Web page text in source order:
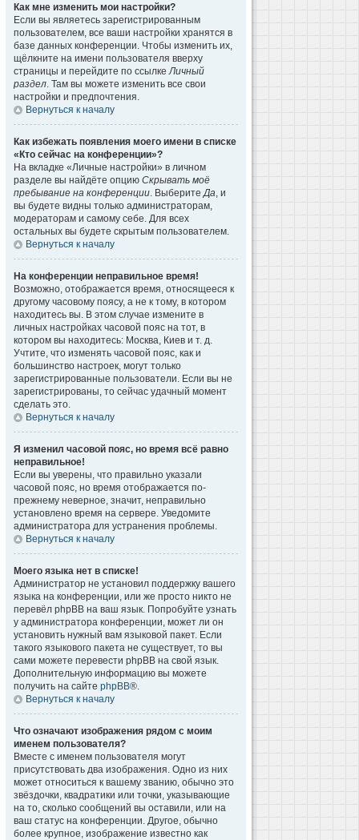
Как мне изменить мои настройки?
Если вы являетесь зарегистрированным
пользователем, все ваши настройки хранятся в
базе данных конференции. Чтобы изменить их,
щёлкните на имени пользователя вверху
страницы и перейдите по ссылкеЛичный
раздел. Там вы можете изменить все свои
настройки и предпочтения.
Вернуться к началу
Как избежать появления моего имени в списке
«Кто сейчас на конференции»?
На вкладке «Личные настройки» в личном
разделе вы найдёте опцию Скрывать моё
пребывание на конференции. ВыберитеДа, и
вы будете видны только администраторам,
модераторам и самому себе. Для всех
остальных вы будете скрытым пользователем.
Вернуться к началу
На конференции неправильное время!
Возможно, отображается время, относящееся к
другому часовому поясу, а не к тому, в котором
находитесь вы. В этом случае измените в
личных настройках часовой пояс на тот, в
котором вы находитесь: Москва, Киев и т. д.
Учтите, что изменять часовой пояс, как и
большинство настроек, могут только
зарегистрированные пользователи. Если вы не
зарегистрированы, то сейчас удачный момент
сделать это.
Вернуться к началу
Я изменил часовой пояс, но время всё равно
неправильное!
Если вы уверены, что правильно указали
часовой пояс, но время отображается по-
прежнему неверное, значит, неправильно
установлено время на сервере. Уведомите
администратора для устранения проблемы.
Вернуться к началу
Моего языка нет в списке!
Администратор не установил поддержку вашего
языка на конференции, или же просто никто не
перевёл phpBB на ваш язык. Попробуйте узнать
у администратора конференции, может ли он
установить нужный вам языковой пакет. Если
такого языкового пакета не существует, то вы
сами можете перевести phpBB на свой язык.
Дополнительную информацию вы можете
получить на сайте phpBB®.
Вернуться к началу
Что означают изображения рядом с моим
именем пользователя?
Вместе с именем пользователя могут
присутствовать два изображения. Одно из них
может относиться к вашему званию, обычно это
звёздочки, квадратики или точки, указывающие
на то, сколько сообщений вы оставили, или на
ваш статус на конференции. Другое, обычно
более крупное, изображение известно как